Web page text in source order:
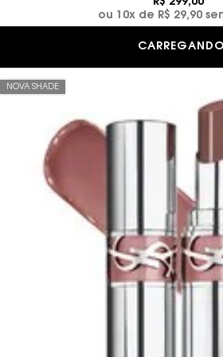
R$ 299,00
ou 10x de R$ 29,90
NOVA SHADE